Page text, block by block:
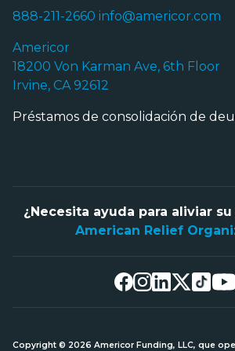
888-211-2660 info@americor.com
Americor
18200 Von Karman Ave, 6th Floor
Irvine, CA 92612
Préstamos de consolidación de
¿Necesita ayuda para aliviar
American Relief
Copyright © 2026 Americor Funding, LLC, que